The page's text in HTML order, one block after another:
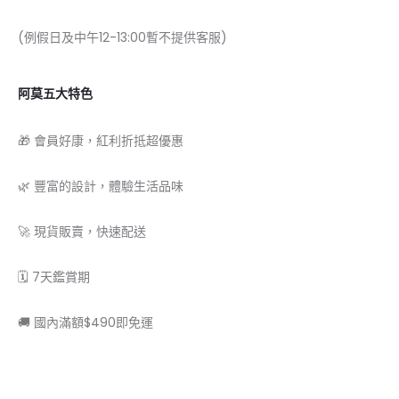
(例假日及中午12-13:00暫不提供客服)
阿莫五大特色
🎁 會員好康，紅利折抵超優惠
🌿 豐富的設計，體驗生活品味
🚀 現貨販賣，快速配送
🗓 7天鑑賞期
🚚 國內滿額$490即免運